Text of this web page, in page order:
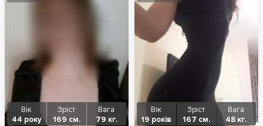
Вік
44 року
Зріст
169 см.
Вага
79 кг.
Вік
19 років
Зріст
167 см.
Вага
48 кг.